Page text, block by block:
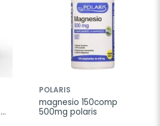
POLARIS
magnesio 150comp
500mg polaris